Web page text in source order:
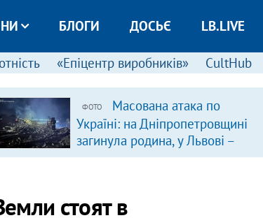
БЛОГИ ДОСЬЄ LB.LIVE
«Епіцентр виробників» CultHub
ФОТО
Масована атака по
Україні: на Дніпропетровщині
загинула родина, у Львові –
удар по багатоповерхівках
стоят в